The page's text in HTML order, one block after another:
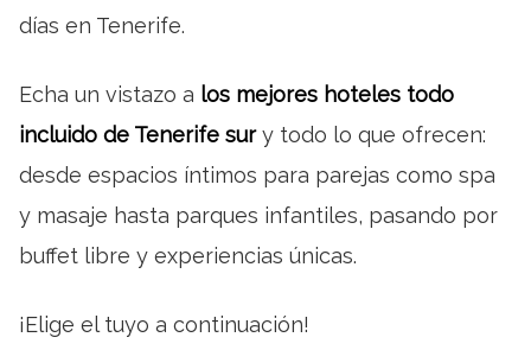
días en Tenerife.
Echa un vistazo a los mejores hoteles todo
incluido de Tenerife sury todo lo que ofrecen:
desde espacios íntimos para parejas como spa
y masaje hasta parques infantiles, pasando por
buffet libre y experiencias únicas.
¡Elige el tuyo a continuación!